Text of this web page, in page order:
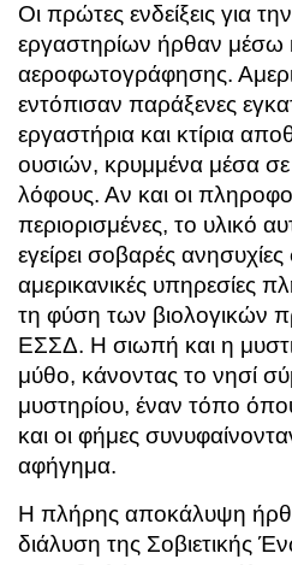
Οι πρώτες ενδείξεις για
εργαστηρίων ήρθαν μέσω
αεροφωτογράφησης.
εντόπισαν παράξενες
εργαστήρια και κτίρια
ουσιών, κρυμμένα μέσα
λόφους. Αν και οι
περιορισμένες, το υλικό
εγείρει σοβαρές
αμερικανικές υπηρεσίες
τη φύση των βιολογικών
ΕΣΣΔ. Η σιωπή και η
μύθο, κάνοντας το νησί
μυστηρίου, έναν τόπο
και οι φήμες
αφήγημα.
Η πλήρης αποκάλυψη
διάλυση της Σοβιετικής